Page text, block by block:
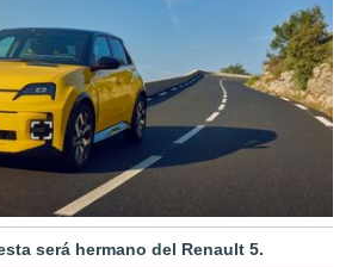
será hermano del Renault 5.